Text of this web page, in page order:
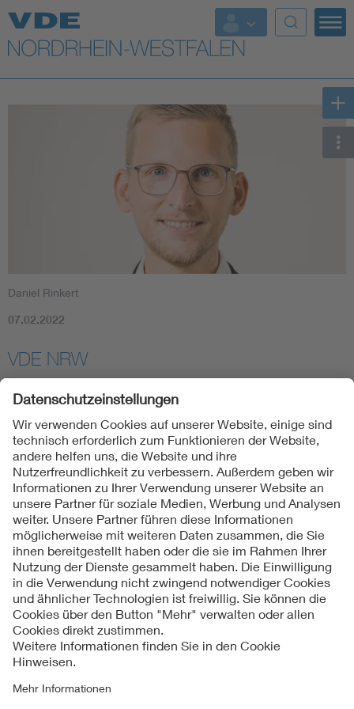
Top Themen
Weitere Themen
Daniel Rinkert
07.02.2022
VDE NRW
Folgen Sie uns
Kontakte
Service
Impressum
Datenschutzinformationen
Cookie Hinweise